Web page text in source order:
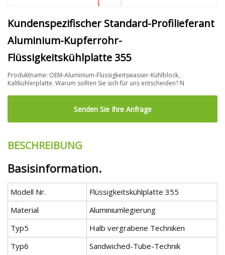
Kundenspezifischer Standard-Profilieferant
Aluminium-Kupferrohr-
Flüssigkeitskühlplatte 355
Produktname: OEM-Aluminium-Flüssigkeitswasser-Kühlblock,
Kaltkühlerplatte. Warum sollten Sie sich für uns entscheiden? N
Senden Sie Ihre Anfrage
BESCHREIBUNG
Basisinformation.
Modell Nr.
Flüssigkeitskühlplatte 355
Material
Aluminiumlegierung
Typ5
Halb vergrabene Techniken
Typ6
Sandwiched-Tube-Technik